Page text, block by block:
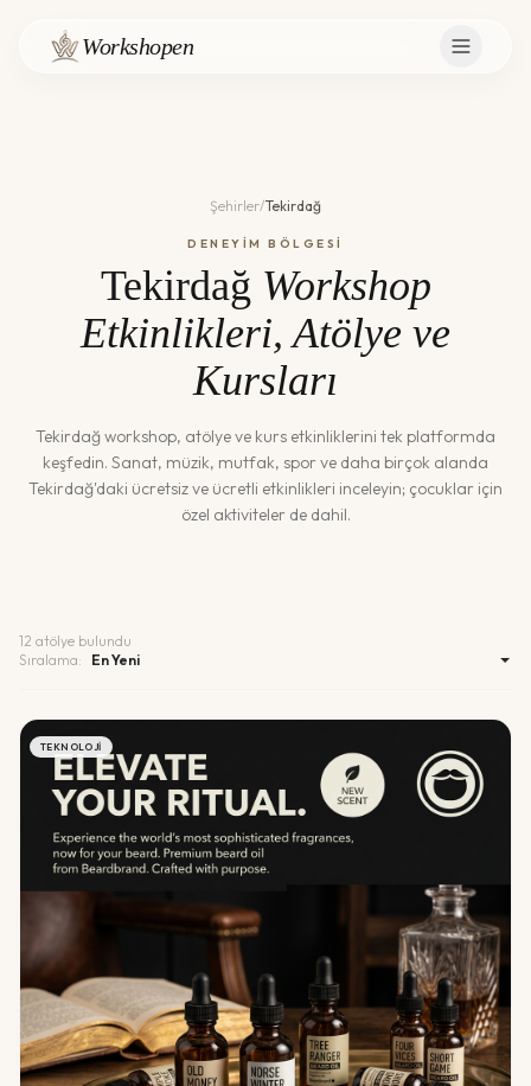
Workshopen
Şehirler/Tekirdağ
DENEYİM BÖLGESİ
Tekirdağ Workshop
Etkinlikleri, Atölye ve
Kursları
Tekirdağ workshop, atölye ve kurs etkinliklerini tek platformda
keşfedin. Sanat, müzik, mutfak, spor ve daha birçok alanda
Tekirdağ'daki ücretsiz ve ücretli etkinlikleri inceleyin; çocuklar için
özel aktiviteler de dahil.
12 atölye bulundu
Sıralama:
TEKNOLOJI